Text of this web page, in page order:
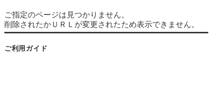
ご指定のページは見つかりません。
削除されたかＵＲＬが変更されたため表示できません。
ご利用ガイド